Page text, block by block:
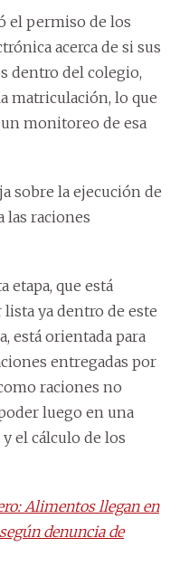
el permiso de los
acerca de si sus
dentro del colegio,
matriculación, lo que
monitoreo de esa
sobre la ejecución de
las raciones
etapa, que está
ya dentro de este
está orientada para
entregadas por
raciones no
luego en una
el cálculo de los
Alimentos llegan en
denuncia de